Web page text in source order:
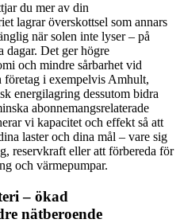
du mer av din
lagrar överskottsel som annars
när solen inte lyser – på
dagar. Det ger högre
och mindre sårbarhet vid
företag i exempelvis Amhult,
energilagring dessutom bidra
abonnemangsrelaterade
vi kapacitet och effekt så att
laster och dina mål – vare sig
reservkraft eller att förbereda för
och värmepumpar.
– ökad
nätberoende